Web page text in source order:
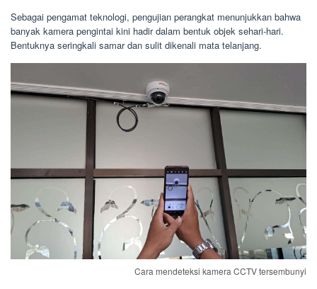
Sebagai pengamat teknologi, pengujian perangkat menunjukkan bahwa
banyak kamera pengintai kini hadir dalam bentuk objek sehari-hari.
Bentuknya seringkali samar dan sulit dikenali mata telanjang.
Cara mendeteksi kamera CCTV tersembunyi